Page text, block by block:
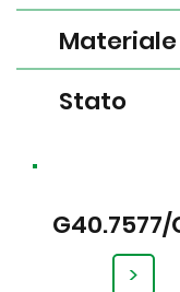
G40.7577/
>
Materiale
Stato